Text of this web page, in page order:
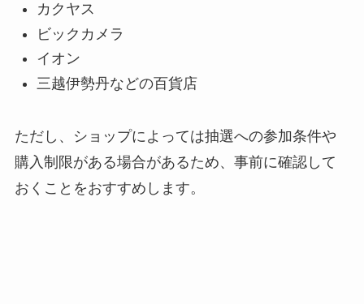
カクヤス
ビックカメラ
イオン
三越伊勢丹などの百貨店
ただし、ショップによっては抽選への参加条件や
購入制限がある場合があるため、事前に確認して
おくことをおすすめします。